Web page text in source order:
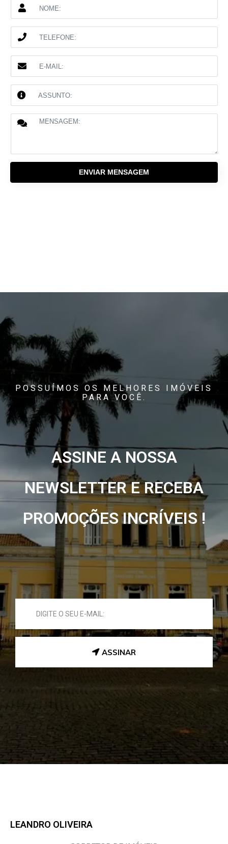
ENVIAR MENSAGEM
POSSUÍMOS OS MELHORES IMÓVEIS
PARA VOCÊ.
ASSINE A NOSSA
NEWSLETTER E RECEBA
PROMOÇÕES INCRÍVEIS !
ASSINAR
LEANDRO OLIVEIRA